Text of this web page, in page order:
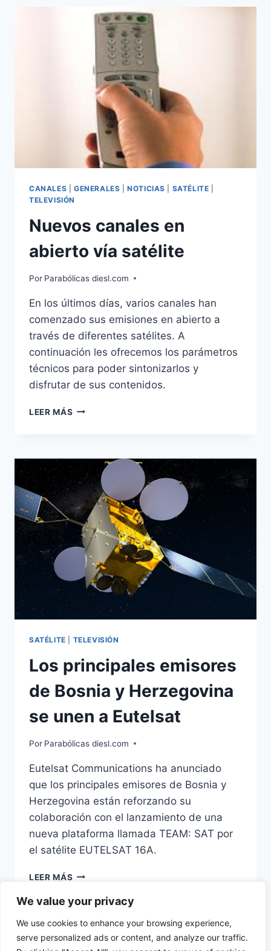
We value your privacy
We use cookies to enhance your browsing experience,
serve personalized ads or content, and analyze our traffic.
DISTRIBUCIÓN
CANALES GENERALES |NOTICIAS SATÉLITE
TELEVISIÓN
Nuevos canales en
abierto vía satélite
Por Parabólicas diesl.com
En los últimos días, varios canales han
comenzado sus emisiones en abierto a
través de diferentes satélites. A
continuación les ofrecemos los parámetros
técnicos para poder sintonizarlos y
disfrutar de sus contenidos.
LEER MÁS NUEVOS
VÍA
SATÉLITE
SATÉLITE TELEVISIÓN
Los principales emisores
de Bosnia y Herzegovina
se unen a Eutelsat
Por Parabólicas diesl.com
Eutelsat Communications ha anunciado
que los principales emisores de Bosnia y
Herzegovina están reforzando su
colaboración con el lanzamiento de una
nueva plataforma llamada TEAM: SAT por
el satélite EUTELSAT 16A.
LEER MÁS LOS
EMISORES
BOSNIA
Y